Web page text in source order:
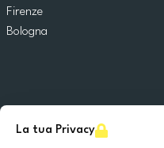
La tua Privacy
Firenze
Bologna